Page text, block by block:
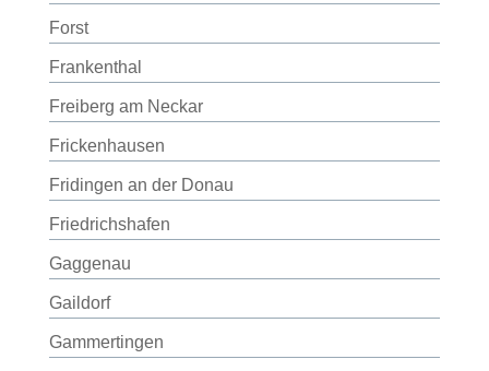
Forst
Frankenthal
Freiberg am Neckar
Frickenhausen
Fridingen an der Donau
Friedrichshafen
Gaggenau
Gaildorf
Gammertingen